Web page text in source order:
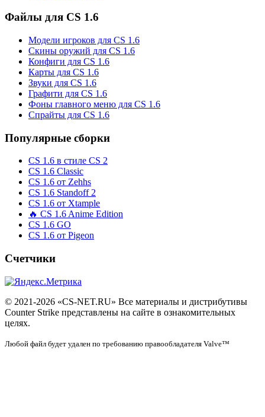
Файлы для CS 1.6
Модели игроков для CS 1.6
Скины оружий для CS 1.6
Конфиги для CS 1.6
Карты для CS 1.6
Звуки для CS 1.6
Графити для CS 1.6
Фоны главного меню для CS 1.6
Спрайты для CS 1.6
Популярные сборки
CS 1.6 в стиле CS 2
CS 1.6 Classic
CS 1.6 от Zehhs
CS 1.6 Standoff 2
CS 1.6 от Xtample
🔥 CS 1.6 Anime Edition
CS 1.6 GO
CS 1.6 от Pigeon
Счетчики
© 2021-2026 «CS-NET.RU» Все материалы и дистрибутивы
Counter Strike представлены на сайте в ознакомительных
целях.
Любой файл будет удален по требованию правообладателя Valve™